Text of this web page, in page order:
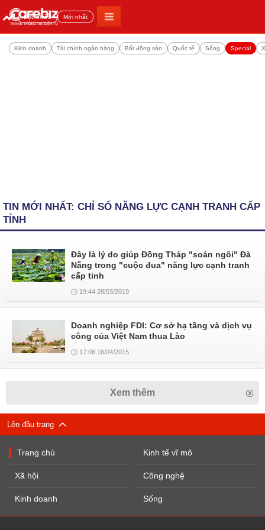
Đọc nhiều Mới nhất
Kinh doanh Tài chính ngân hàng Bất động sản Quốc tế Sống Special
TIN MỚI NHẤT: CHỈ SỐ NĂNG LỰC CẠNH TRANH CẤP
TỈNH
Đây là lý do giúp Đồng Tháp "soán ngôi" Đà
Nẵng trong "cuộc đua" năng lực cạnh tranh
cấp tỉnh
19:44 28/03/2019
Doanh nghiệp FDI: Cơ sở hạ tầng và dịch vụ
công của Việt Nam thua Lào
17:08 16/04/2015
Xem thêm
Lên đầu trang
Trang chủ
Xã hội
Kinh doanh
Kinh tế vĩ mô
Công nghệ
Sống